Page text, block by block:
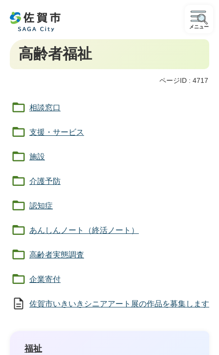
メニュー
高齢者福祉
ページID : 4717
相談窓口
支援・サービス
施設
介護予防
認知症
あんしんノート（終活ノート）
高齢者実態調査
企業寄付
佐賀市いきいきシニアアート展の作品を募集します
福祉